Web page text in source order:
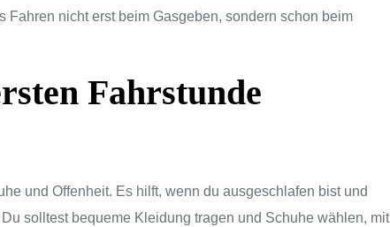
nicht erst beim Gasgeben, sondern schon beim
Fahrstunde
und Offenheit. Es hilft, wenn du ausgeschlafen bist und
solltest bequeme Kleidung tragen und Schuhe wählen, mit